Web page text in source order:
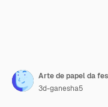
3d-ganesha5